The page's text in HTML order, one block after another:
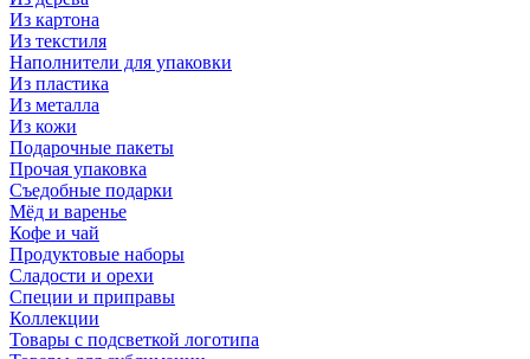
Из картона
Из текстиля
Наполнители для упаковки
Из пластика
Из металла
Из кожи
Подарочные пакеты
Прочая упаковка
Съедобные подарки
Мёд и варенье
Кофе и чай
Продуктовые наборы
Сладости и орехи
Специи и приправы
Коллекции
Товары с подсветкой логотипа